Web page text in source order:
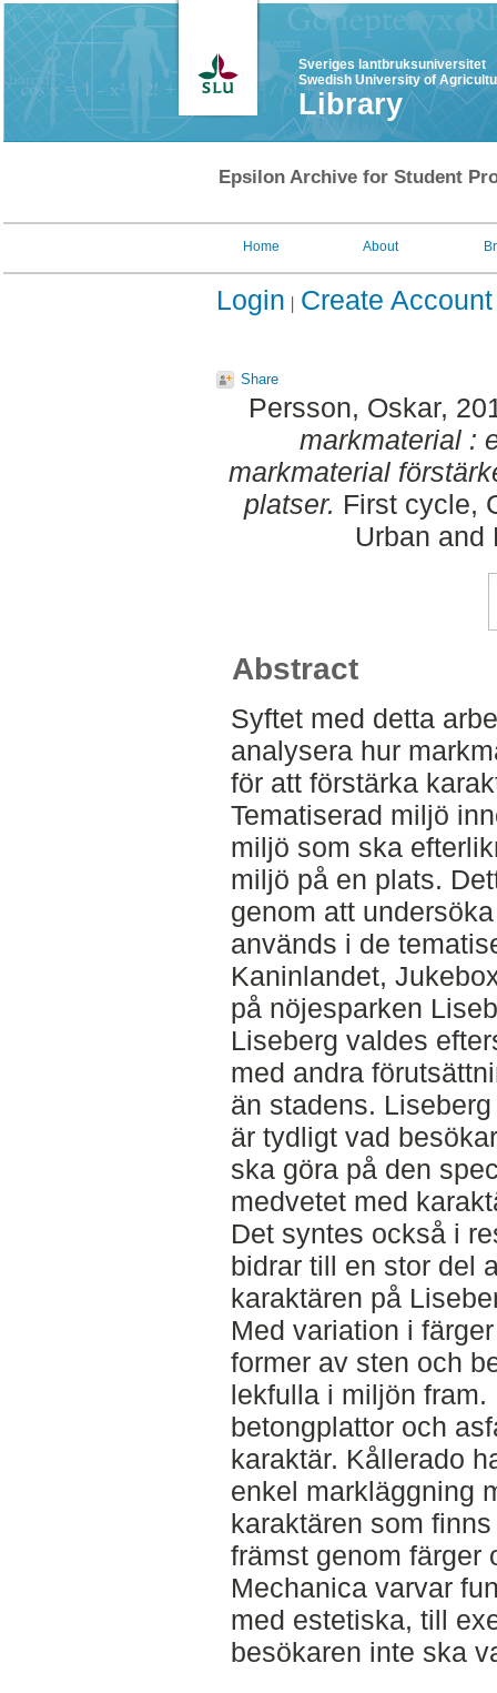
Sveriges lantbruksuniversitet
Swedish University of
Library
Epsilon Archive for Student
Home About
Login Create Account
Share
Persson, Oskar,
markmaterial :
markmaterial
platser. First cycle,
Urban and
Abstract
Syftet med detta
analysera hur
för att förstärka
Tematiserad miljö
miljö som ska
miljö på en plats.
genom att
används i de
Kaninlandet,
på nöjesparken
Liseberg valdes
med andra
än stadens.
är tydligt vad
ska göra på den
medvetet med
Det syntes också i
bidrar till en stor del
karaktären på
Med variation i
former av sten och
lekfulla i miljön fram.
betongplattor och
karaktär. Kållerado
enkel markläggning
karaktären som
främst genom färger
Mechanica varvar
med estetiska, till
besökaren inte ska